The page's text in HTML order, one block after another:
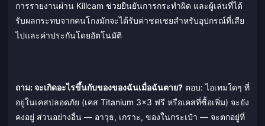
การรายงานผ่าน Killcam ช่วยยืนยันการกระทำผิด และผู้เล่นที่ได้
รับผลกระทบจากคนโกงมักจะได้รับค่าชดเชยสำหรับอุปกรณ์ที่เสีย
ไปและค่าประกันโดยอัตโนมัติ
ถาม: จะเกิดอะไรขึ้นกับของของฉันเมื่อฉันตาย? ตอบ: ไอเทมใดๆ ที่
อยู่ในเคสปลอดภัย (เคส Titanium 3x3 ฟรี หรือเคสที่ซื้อเพิ่ม) จะยัง
คงอยู่ ส่วนอย่างอื่น — อาวุธ, เกราะ, ของในกระเป๋า — จะตกอยู่ที่